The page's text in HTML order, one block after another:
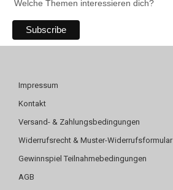
Welche Themen interessieren dich?
Impressum
Kontakt
Versand- & Zahlungsbedingungen
Widerrufsrecht & Muster-Widerrufsformular
Gewinnspiel Teilnahmebedingungen
AGB